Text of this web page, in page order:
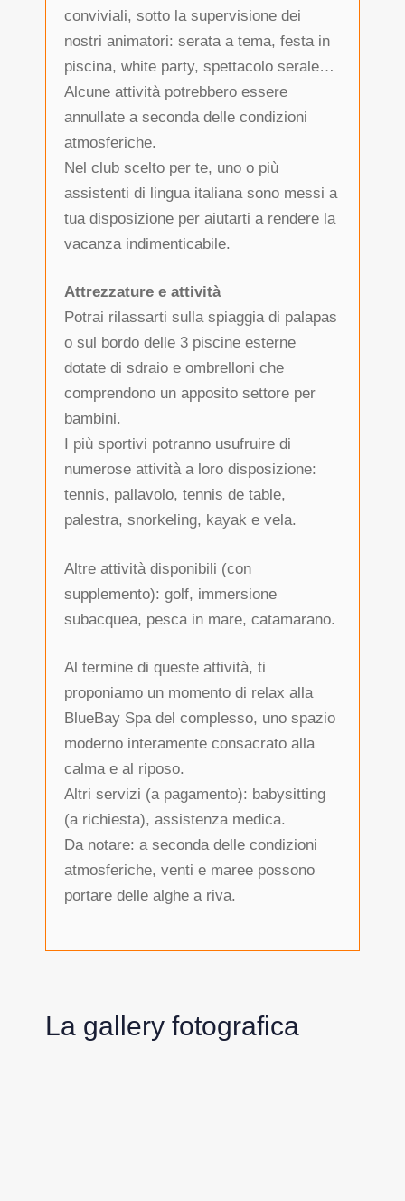
conviviali, sotto la supervisione dei
nostri animatori: serata a tema, festa in
piscina, white party, spettacolo serale…
Alcune attività potrebbero essere
annullate a seconda delle condizioni
atmosferiche.
Nel club scelto per te, uno o più
assistenti di lingua italiana sono messi a
tua disposizione per aiutarti a rendere la
vacanza indimenticabile.
Attrezzature e attività
Potrai rilassarti sulla spiaggia di palapas
o sul bordo delle 3 piscine esterne
dotate di sdraio e ombrelloni che
comprendono un apposito settore per
bambini.
I più sportivi potranno usufruire di
numerose attività a loro disposizione:
tennis, pallavolo, tennis de table,
palestra, snorkeling, kayak e vela.
Altre attività disponibili (con
supplemento): golf, immersione
subacquea, pesca in mare, catamarano.
Al termine di queste attività, ti
proponiamo un momento di relax alla
BlueBay Spa del complesso, uno spazio
moderno interamente consacrato alla
calma e al riposo.
Altri servizi (a pagamento): babysitting
(a richiesta), assistenza medica.
Da notare: a seconda delle condizioni
atmosferiche, venti e maree possono
portare delle alghe a riva.
La gallery fotografica